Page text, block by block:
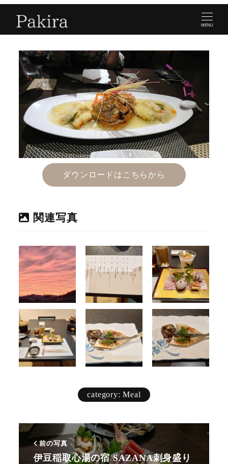
MENU
ダウンロードはこちらから
関連写真
category: Meal
前の写真
伊豆稲取心湯の宿 SAZANA刺身盛り